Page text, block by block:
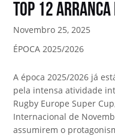
TOP 12 ARRANCA
Novembro 25, 2025
ÉPOCA 2025/2026
A época 2025/2026 já
pela intensa atividade
Rugby Europe Super
Internacional de
assumirem o